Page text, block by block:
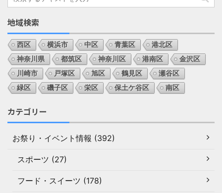
地域検索
西区 横浜市 中区 青葉区
港北区
神奈川県
都筑区 神奈川区 港南区
金沢区
川崎市
戸塚区 旭区 鶴見区
瀬谷区
緑区
磯子区 栄区 保土ケ谷区 南区
カテゴリー
お祭り・イベント情報 (392)
スポーツ (27)
フード・スイーツ (178)